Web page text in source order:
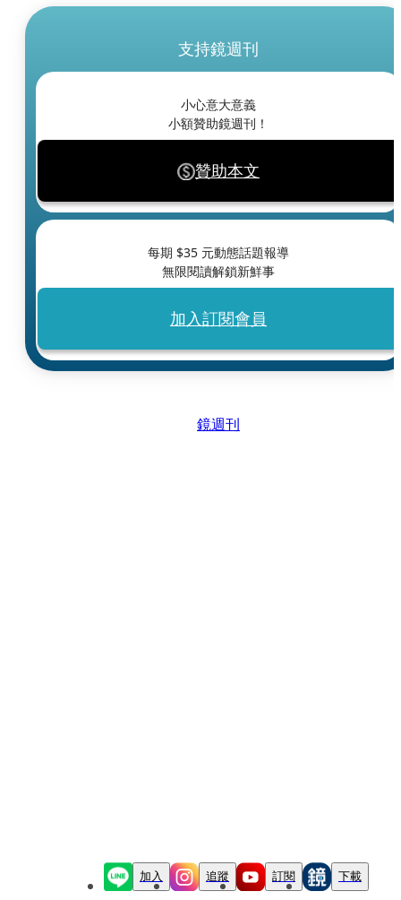
支持鏡週刊
小心意大意義
小額贊助鏡週刊！
贊助本文
每期 $35 元動態話題報導
無限閱讀解鎖新鮮事
加入訂閱會員
鏡週刊
加入 追蹤 訂閱 下載